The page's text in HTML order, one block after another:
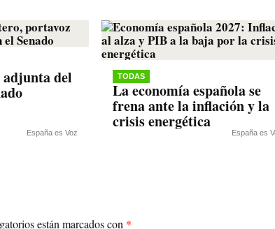
adjunta del
España es Voz
TODAS
La economía española se
frena ante la inflación y la
crisis energética
España es
están marcados con *